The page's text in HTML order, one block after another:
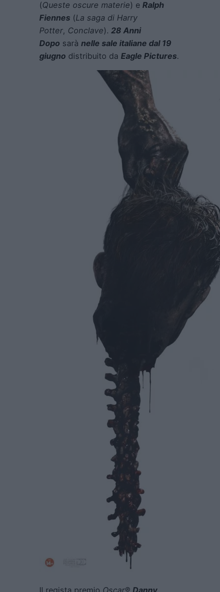
(Queste oscure materie) e Ralph
Fiennes (La saga di Harry
Potter, Conclave). 28 Anni
Dopo sarà nelle sale italiane dal 19
giugno distribuito da Eagle Pictures.